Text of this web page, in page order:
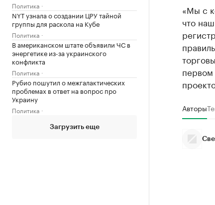
Политика
NYT узнала о создании ЦРУ тайной
группы для раскола на Кубе
Политика
В американском штате объявили ЧС в
энергетике из-за украинского
конфликта
Политика
Рубио пошутил о межгалактических
проблемах в ответ на вопрос про
Украину
Политика
Загрузить еще
«Мы с
что
первом
Авторы